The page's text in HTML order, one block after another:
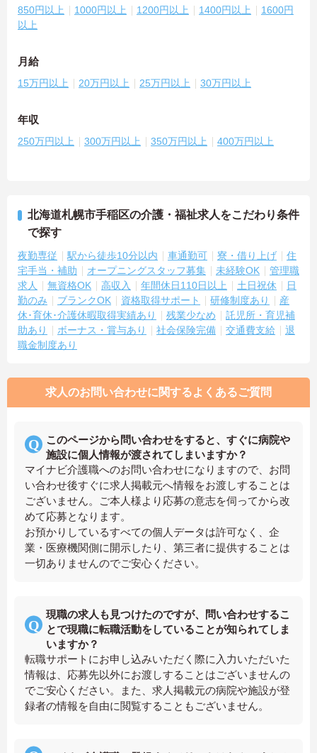
850円以上 1000円以上 1200円以上 1400円以上
1600円
以上
月給
15万円以上 20万円以上 25万円以上 30万円以上
年収
250万円以上 300万円以上 350万円以上 400万円以上
北海道札幌市手稲区の介護・福祉求人をこだわり条件
で探す
夜勤専従 駅から徒歩10分以内 車通勤可 寮・借り上げ
住
宅手当・補助
オープニングスタッフ募集 未経験OK
管理職
求人
無資格OK 高収入 年間休日110日以上 土日祝休
日
勤のみ
ブランクOK 資格取得サポート 研修制度あり
産
休･育休･介護休暇取得実績あり
残業少なめ
託児所・育児補
助あり
ボーナス・賞与あり 社会保険完備 交通費支給
退
職金制度あり
求人のお問い合わせに関するよくあるご質問
このページから問い合わせをすると、すぐに病院や
施設に個人情報が渡されてしまいますか？
マイナビ介護職へのお問い合わせになりますので、お問
い合わせ後すぐに求人掲載元へ情報をお渡しすることは
ございません。ご本人様より応募の意志を伺ってから改
めて応募となります。
お預かりしているすべての個人データは許可なく、企
業・医療機関側に開示したり、第三者に提供することは
一切ありませんのでご安心ください。
現職の求人も見つけたのですが、問い合わせするこ
とで現職に転職活動をしていることが知られてしま
いますか？
転職サポートにお申し込みいただく際に入力いただいた
情報は、応募先以外にお渡しすることはございませんの
でご安心ください。また、求人掲載元の病院や施設が登
録者の情報を自由に閲覧することもございません。